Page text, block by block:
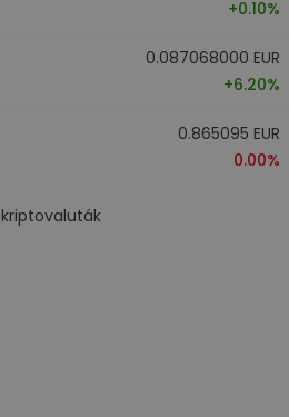
+0.10%
0.087068000 EUR
+6.20%
0.865095 EUR
0.00%
kriptovaluták